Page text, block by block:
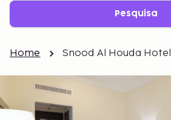
Pesquisa
Home Snood Al Houda Hotel